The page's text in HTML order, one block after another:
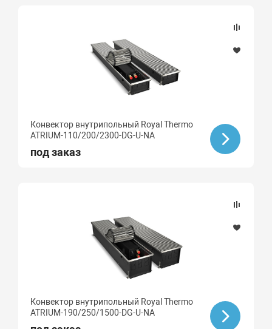
Конвектор внутрипольный Royal Thermo
ATRIUM-110/200/2300-DG-U-NA
под заказ
Конвектор внутрипольный Royal Thermo
ATRIUM-190/250/1500-DG-U-NA